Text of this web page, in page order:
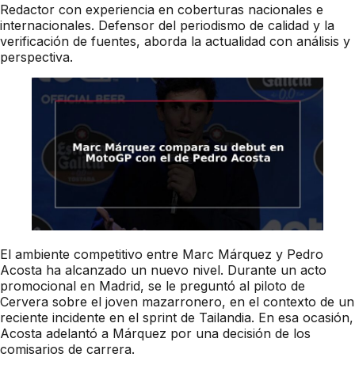
Redactor con experiencia en coberturas nacionales e
internacionales. Defensor del periodismo de calidad y la
verificación de fuentes, aborda la actualidad con análisis y
perspectiva.
El ambiente competitivo entre Marc Márquez y Pedro
Acosta ha alcanzado un nuevo nivel. Durante un acto
promocional en Madrid, se le preguntó al piloto de
Cervera sobre el joven mazarronero, en el contexto de un
reciente incidente en el sprint de Tailandia. En esa ocasión,
Acosta adelantó a Márquez por una decisión de los
comisarios de carrera.